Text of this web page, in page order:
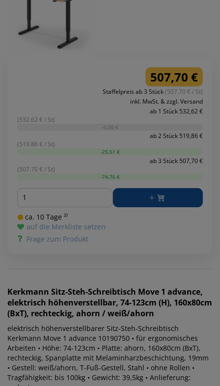
507,70 €
Staffelpreis ab 3 Stück(507.70 € / St)
inkl. MwSt. & zzgl. Versand
ab 1 Stück 532,62 €
(532.62 € / St)
-0,00 €
ab 2 Stück 519,86 €
(519.86 € / St)
-25,51 €
ab 3 Stück 507,70 €
(507.70 € / St)
-74,76 €
Menge
ca. 10 Tage ²⁾
auf die Merkliste setzen
Frage zum Produkt
Kerkmann Sitz-Steh-Schreibtisch Move 1 advance,
elektrisch höhenverstellbar, 74-123cm (H), 160x80cm
(BxT), rechteckig, ahorn / weiß/ahorn
elektrisch höhenverstellbarer Sitz-Steh-Schreibtisch
Kerkmann Move 1 advance 10190750 • für ergonomisches
Arbeiten • Höhe: 74-123cm • Platte: ahorn, 160x80cm (BxT),
rechteckig, Spanplatte mit Melaminharzbeschichtung, 19mm
• Gestell: weiß/ahorn, T-Fuß-Gestell, Stahl • ohne Rollen •
Tragfähigkeit: bis 100kg • Gewicht: 39,5kg • Anlieferung: